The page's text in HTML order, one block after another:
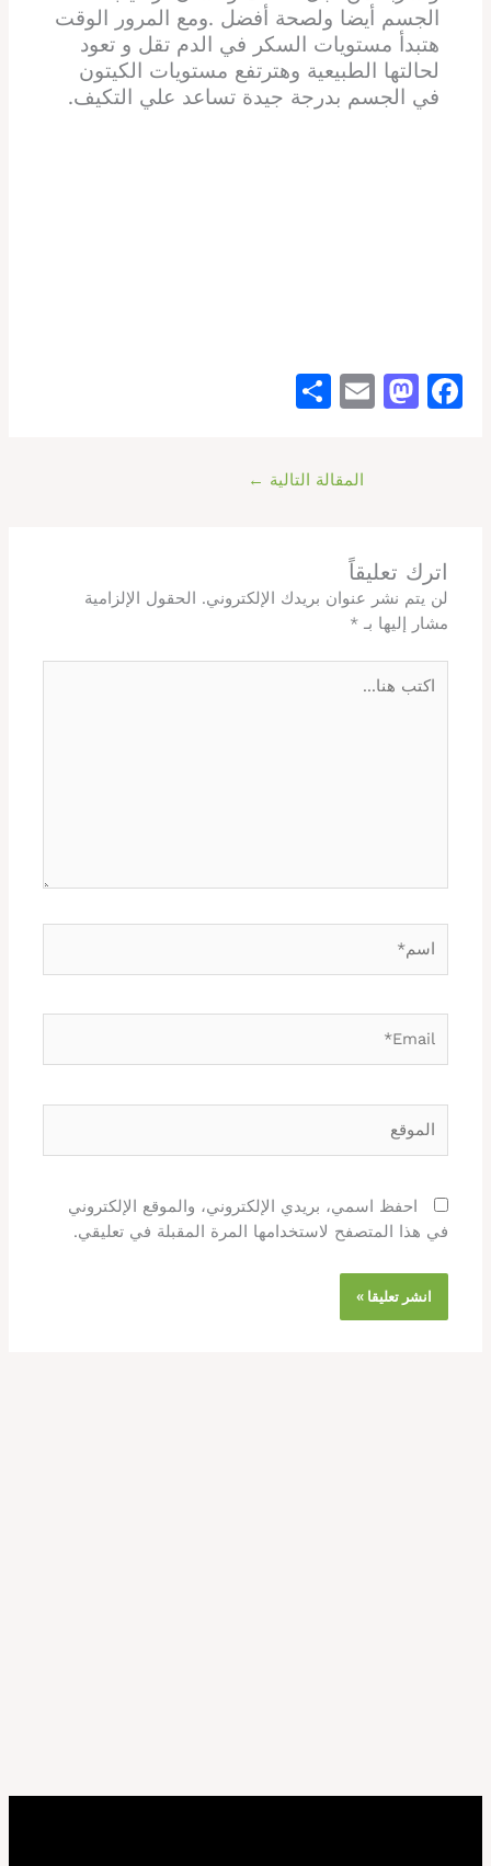
الجسم أيضا ولصحة أفضل .ومع المرور الوقت
هتبدأ مستويات السكر في الدم تقل و تعود
لحالتها الطبيعية وهترتفع مستويات الكيتون
في الجسم بدرجة جيدة تساعد علي التكيف.
F
o
o
k
M
o
o
n
E
l
e
المقالة التالية ←
اترك تعليقاً
لن يتم نشر عنوان بريدك الإلكتروني.
الحقول الإلزامية
مشار إليها بـ*
هنا...
احفظ اسمي، بريدي الإلكتروني، والموقع الإلكتروني
في هذا المتصفح لاستخدامها المرة المقبلة في تعليقي.